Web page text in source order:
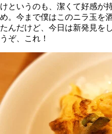
けというのも、潔くて好感が
め。今まで僕はこのニラ玉を
たんだけど、今日は新発見を
うぞ、これ！